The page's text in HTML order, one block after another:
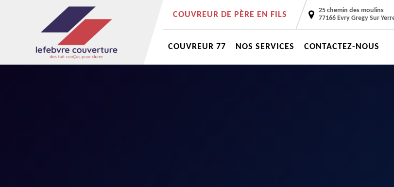
COUVREUR DE PÈRE EN FILS
25 chemin des moulins
77166 Evry Gregy Sur
COUVREUR 77 NOS SERVICES CONTACTEZ-NOUS